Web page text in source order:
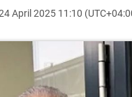
April 2025 11:10